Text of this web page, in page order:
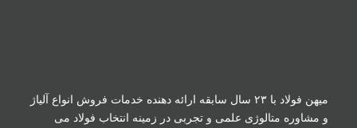
میهن فولاد با ۲۳ سال سابقه ارائه دهنده خدمات فروش
انواع آلیاژ
و مشاوره متالوژی علمی و تجربی در زمینه
انتخاب فولاد می